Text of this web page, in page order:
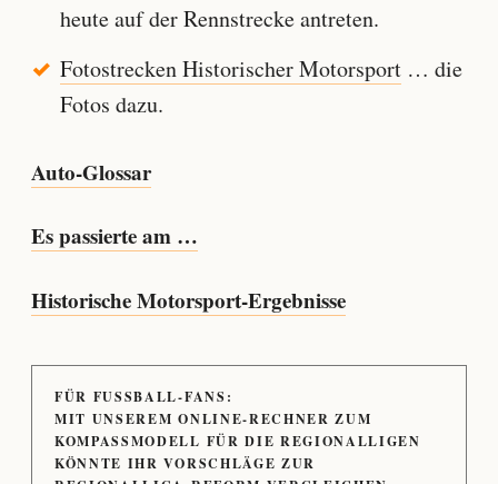
heute auf der Rennstrecke antreten.
Fotostrecken Historischer Motorsport… die
Fotos dazu.
Auto-Glossar
Es passierte am …
Historische Motorsport-Ergebnisse
FÜR FUSSBALL-FANS:
MIT UNSEREM ONLINE-RECHNER ZUM
KOMPASSMODELL FÜR DIE REGIONALLIGEN
KÖNNTE IHR VORSCHLÄGE ZUR